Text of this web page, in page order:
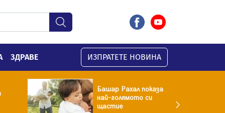
ЗДРАВЕ ИЗПРАТЕТЕ НОВИНА
Башар Рахал показа
най-голямото си
щастие